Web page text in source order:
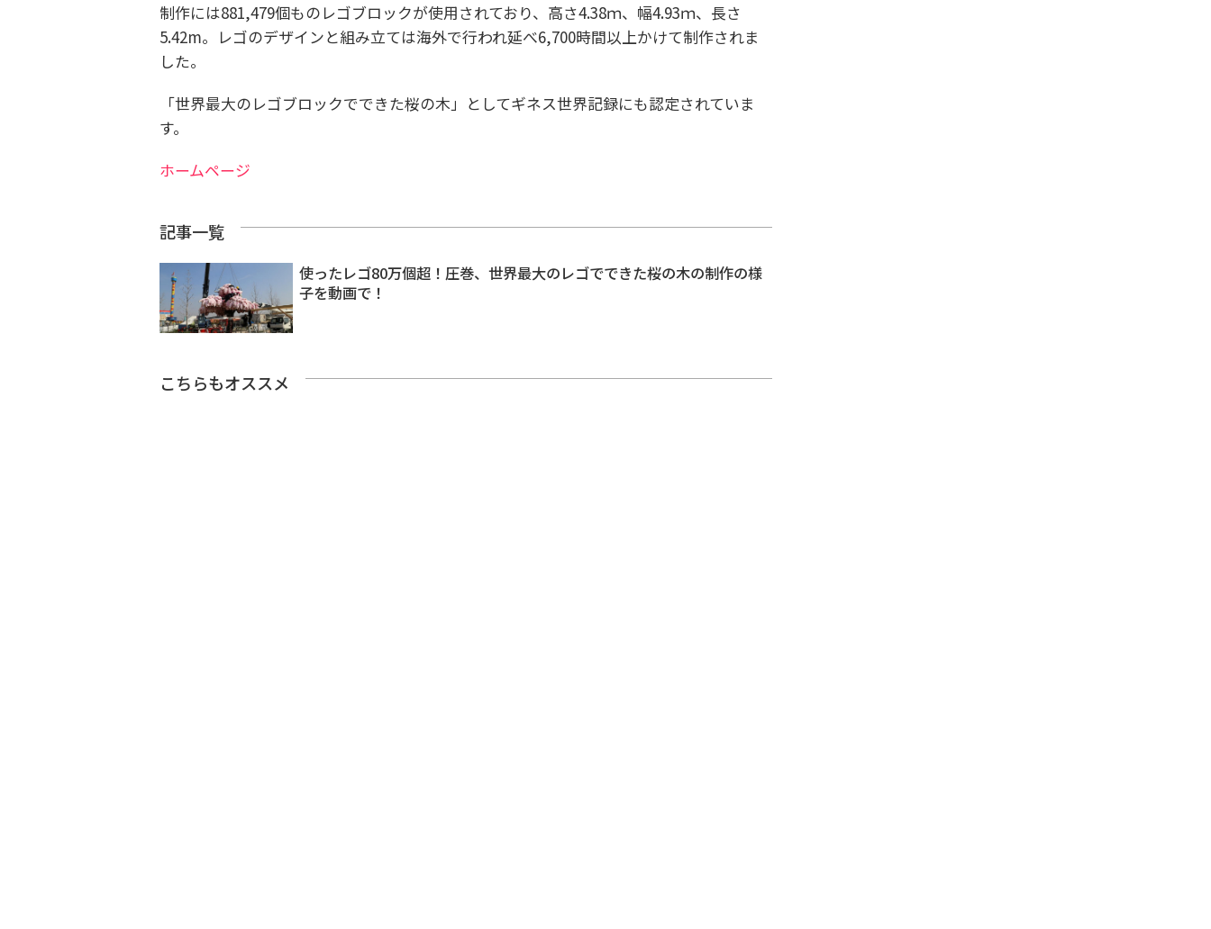
制作には881,479個ものレゴブロックが使用されており、高さ4.38ｍ、幅4.93ｍ、長さ
5.42m。レゴのデザインと組み立ては海外で行われ延べ6,700時間以上かけて制作されま
した。
「世界最大のレゴブロックでできた桜の木」としてギネス世界記録にも認定されていま
す。
ホームページ
記事一覧
使ったレゴ80万個超！圧巻、世界最大のレゴでできた桜の木の制作の様
子を動画で！
こちらもオススメ